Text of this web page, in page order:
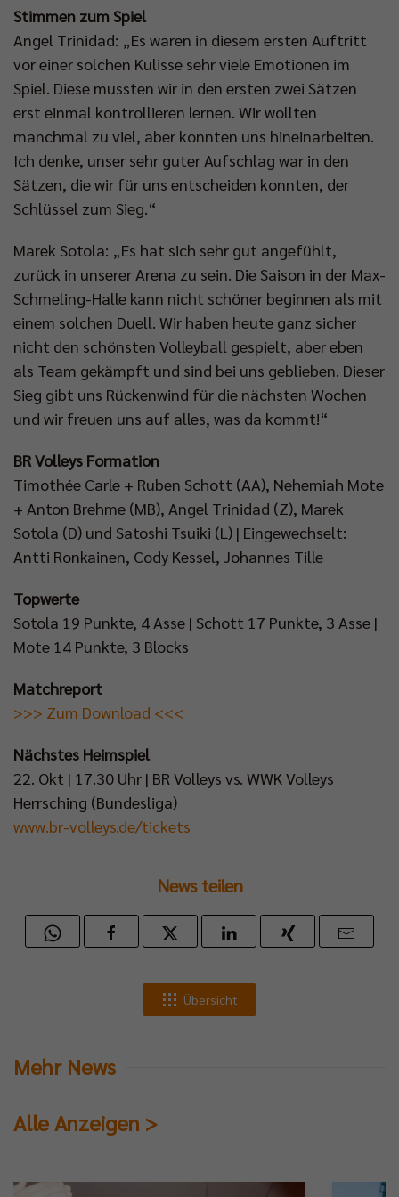
Stimmen zum Spiel
Angel Trinidad: „Es waren in diesem ersten Auftritt
vor einer solchen Kulisse sehr viele Emotionen im
Spiel. Diese mussten wir in den ersten zwei Sätzen
erst einmal kontrollieren lernen. Wir wollten
manchmal zu viel, aber konnten uns hineinarbeiten.
Ich denke, unser sehr guter Aufschlag war in den
Sätzen, die wir für uns entscheiden konnten, der
Schlüssel zum Sieg.“
Marek Sotola: „Es hat sich sehr gut angefühlt,
zurück in unserer Arena zu sein. Die Saison in der Max-
Schmeling-Halle kann nicht schöner beginnen als mit
einem solchen Duell. Wir haben heute ganz sicher
nicht den schönsten Volleyball gespielt, aber eben
als Team gekämpft und sind bei uns geblieben. Dieser
Sieg gibt uns Rückenwind für die nächsten Wochen
und wir freuen uns auf alles, was da kommt!“
BR Volleys Formation
Timothée Carle + Ruben Schott (AA), Nehemiah Mote
+ Anton Brehme (MB), Angel Trinidad (Z), Marek
Sotola (D) und Satoshi Tsuiki (L) | Eingewechselt:
Antti Ronkainen, Cody Kessel, Johannes Tille
Topwerte
Sotola 19 Punkte, 4 Asse | Schott 17 Punkte, 3 Asse |
Mote 14 Punkte, 3 Blocks
Matchreport
>>> Zum Download <<<
Nächstes Heimspiel
22. Okt | 17.30 Uhr | BR Volleys vs. WWK Volleys
Herrsching (Bundesliga)
www.br-volleys.de/tickets
News teilen
Übersicht
Mehr News
Alle Anzeigen >